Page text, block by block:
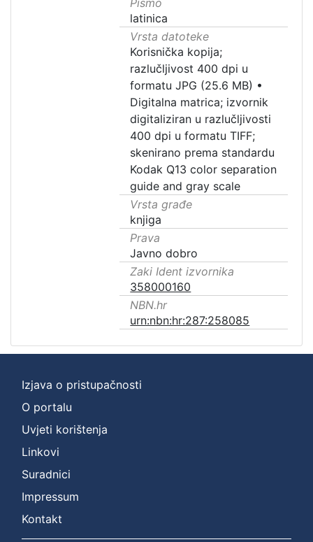
Pismo
latinica
Vrsta datoteke
Korisnička kopija;
razlučljivost 400 dpi u
formatu JPG (25.6 MB) •
Digitalna matrica; izvornik
digitaliziran u razlučljivosti
400 dpi u formatu TIFF;
skenirano prema standardu
Kodak Q13 color separation
guide and gray scale
Vrsta građe
knjiga
Prava
Javno dobro
Zaki Ident izvornika
358000160
NBN.hr
urn:nbn:hr:287:258085
Izjava o pristupačnosti
O portalu
Uvjeti korištenja
Linkovi
Suradnici
Impressum
Kontakt